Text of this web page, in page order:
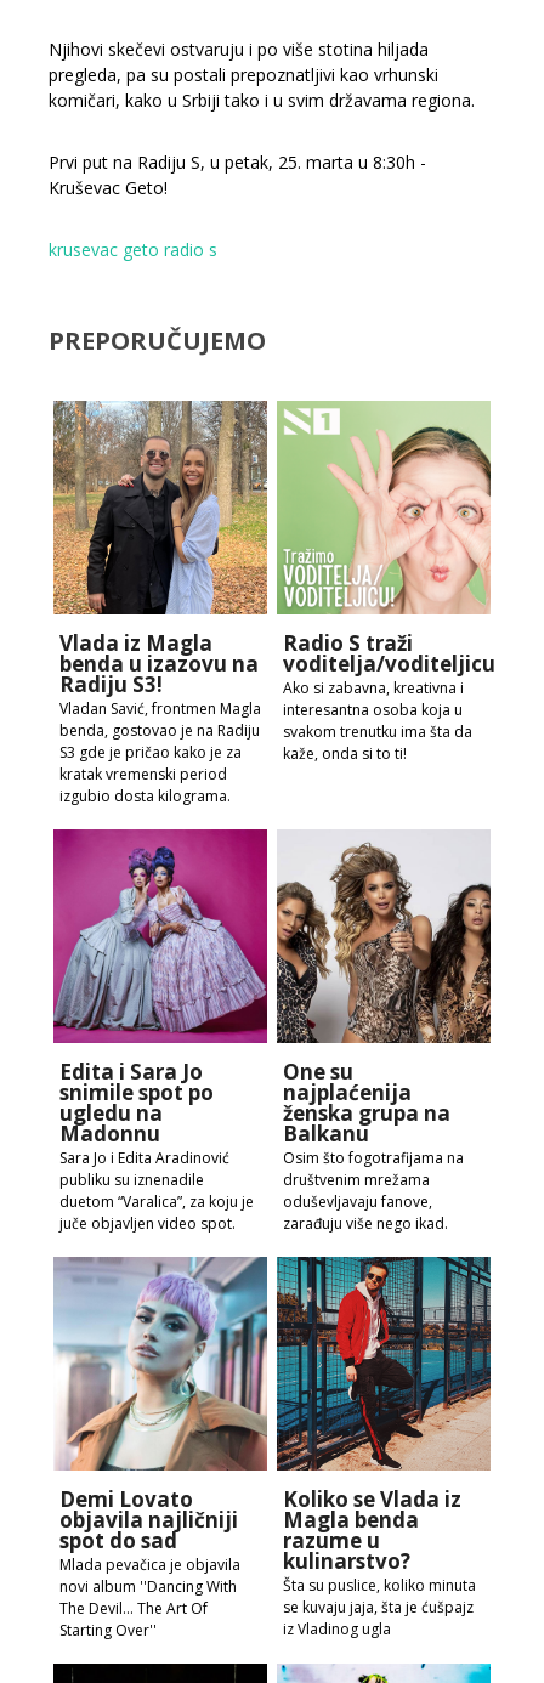
Njihovi skečevi ostvaruju i po više stotina hiljada
pregleda, pa su postali prepoznatljivi kao vrhunski
komičari, kako u Srbiji tako i u svim državama regiona.
Prvi put na Radiju S, u petak, 25. marta u 8:30h -
Kruševac Geto!
krusevac geto radio s
PREPORUČUJEMO
Vlada iz Magla
benda u izazovu na
Radiju S3!
Vladan Savić, frontmen Magla
benda, gostovao je na Radiju
S3 gde je pričao kako je za
kratak vremenski period
izgubio dosta kilograma.
Radio S traži
voditelja/voditeljicu!
Ako si zabavna, kreativna i
interesantna osoba koja u
svakom trenutku ima šta da
kaže, onda si to ti!
Edita i Sara Jo
snimile spot po
ugledu na
Madonnu
Sara Jo i Edita Aradinović
publiku su iznenadile
duetom “Varalica”, za koju je
juče objavljen video spot.
One su
najplaćenija
ženska grupa na
Balkanu
Osim što fogotrafijama na
društvenim mrežama
oduševljavaju fanove,
zarađuju više nego ikad.
Demi Lovato
objavila najličniji
spot do sad
Mlada pevačica je objavila
novi album ''Dancing With
The Devil… The Art Of
Starting Over''
Koliko se Vlada iz
Magla benda
razume u
kulinarstvo?
Šta su puslice, koliko minuta
se kuvaju jaja, šta je ćušpajz
iz Vladinog ugla